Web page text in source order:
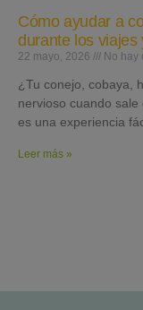
Cómo ayudar a
durante los viajes
22 mayo, 2026 No hay
¿Tu conejo, cobaya,
nervioso cuando
es una experiencia
Leer más »